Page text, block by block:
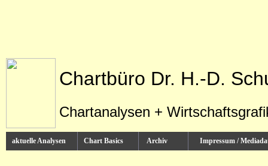
Chartbüro Dr. H.-D.
Chartanalysen +
aktuelle Analysen Chart Basics Archiv Impressum /